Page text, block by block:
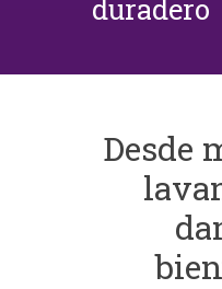
duradero
Desde